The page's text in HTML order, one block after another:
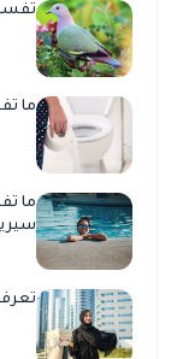
ما
ما